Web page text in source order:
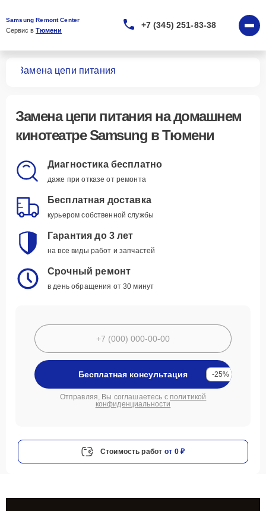
Samsung Remont Center
Сервис в Тюмени
+7 (345) 251-83-38
Замена цепи питания
Замена цепи питанияна домашнем
кинотеатре Samsung в Тюмени
Диагностика бесплатно
даже при отказе от ремонта
Бесплатная доставка
курьером собственной службы
Гарантия до 3 лет
на все виды работ и запчастей
Срочный ремонт
в день обращения от 30 минут
Бесплатная консультация -25%
Отправляя, Вы соглашаетесь с политикой
конфиденциальности
Стоимость работ от 0 ₽